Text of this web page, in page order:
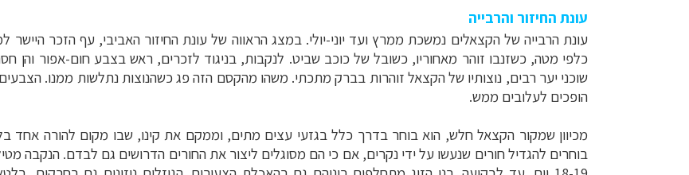
עונת החיזור והרבייה
עונת הרבייה של הקצאלים נמשכת ממרץ ועד יוני-יולי.במצג הראווה של עונת החיזור האביבי, עף הזכר היישר
כלפי מטה, כשזנבו זוהר מאחוריו, כשובל של כוכב שביט. לנקבות, בניגוד לזכרים, ראש בצבע חום-אפור והן
שוכני יער רבים, נוצותיו של הקצאל זוהרות בברק מתכתי. משהו מהקסם הזה פג כשהנוצות נתלשות ממנו. הצבעים
הופכים לעלובים ממש.
מכיוון שמקור הקצאל חלש, הוא בוחר בדרך כלל בגזעי עצים מתים, וממקם את קינו, שבו מקום
בוחרים להגדיל חורים שנעשו על ידי נקרים, אם כי הם מסוגלים ליצור את החורים הדרושים גם לבדם. הנקבה